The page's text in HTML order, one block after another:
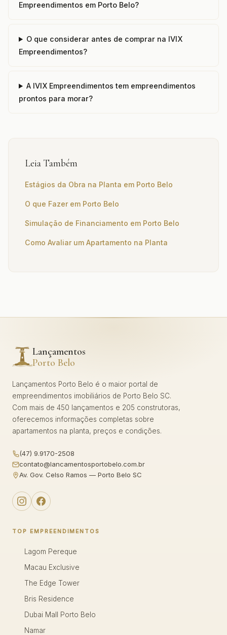
Empreendimentos em Porto Belo?
O que considerar antes de comprar na IVIX
Empreendimentos?
A IVIX Empreendimentos tem empreendimentos
prontos para morar?
Leia Também
Estágios da Obra na Planta em Porto Belo
O que Fazer em Porto Belo
Simulação de Financiamento em Porto Belo
Como Avaliar um Apartamento na Planta
Lançamentos
Porto Belo
Lançamentos Porto Belo é o maior portal de
empreendimentos imobiliários de Porto Belo SC.
Com mais de 450 lançamentos e 205 construtoras,
oferecemos informações completas sobre
apartamentos na planta, preços e condições.
(47) 9.9170-2508
contato@lancamentosportobelo.com.br
Av. Gov. Celso Ramos — Porto Belo SC
TOP EMPREENDIMENTOS
Lagom Pereque
Macau Exclusive
The Edge Tower
Bris Residence
Dubai Mall Porto Belo
Namar